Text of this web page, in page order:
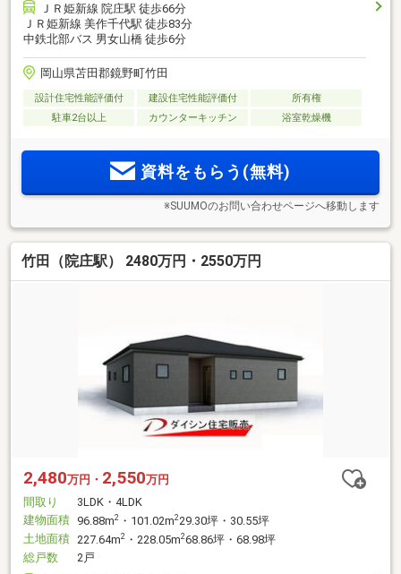
ＪＲ姫新線 院庄駅 徒歩66分
ＪＲ姫新線 美作千代駅 徒歩83分
中鉄北部バス 男女山橋 徒歩6分
岡山県苫田郡鏡野町竹田
設計住宅性能評価付 建設住宅性能評価付
所有権
駐車2台以上
カウンターキッチン 浴室乾燥機
資料をもらう(無料)
※SUUMOのお問い合わせページへ移動します
竹田（院庄駅） 2480万円・2550万円
2,480万円・ 2,550万円
間取り
3LDK・4LDK
建物面積 96.88m2 ・101.02m2 29.30坪・30.55坪
土地面積 227.64m2 ・228.05m268.86坪・68.98坪
総戸数
2戸